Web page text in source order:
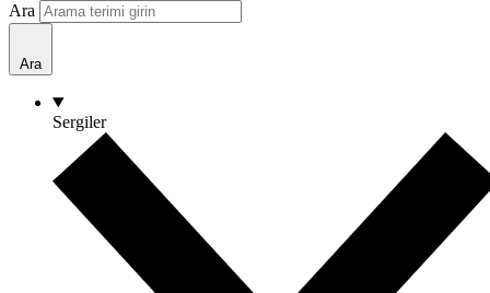
Ara
Ara
Sergiler